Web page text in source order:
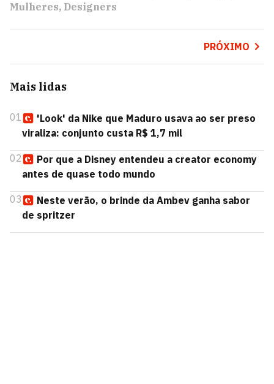
Mulheres Designers
PRÓXIMO
Mais lidas
01
'Look' da Nike que Maduro usava ao ser preso
viraliza: conjunto custa R$ 1,7 mil
02
Por que a Disney entendeu a creator economy
antes de quase todo mundo
03
Neste verão, o brinde da Ambev ganha sabor
de spritzer